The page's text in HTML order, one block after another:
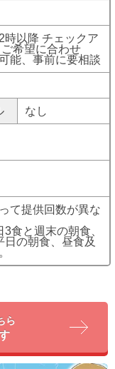
時以降 チェックア
希望に合わせ
能、事前に要相談
なし
て提供回数が異な
食と週末の朝食、
日の朝食、昼食及
ら